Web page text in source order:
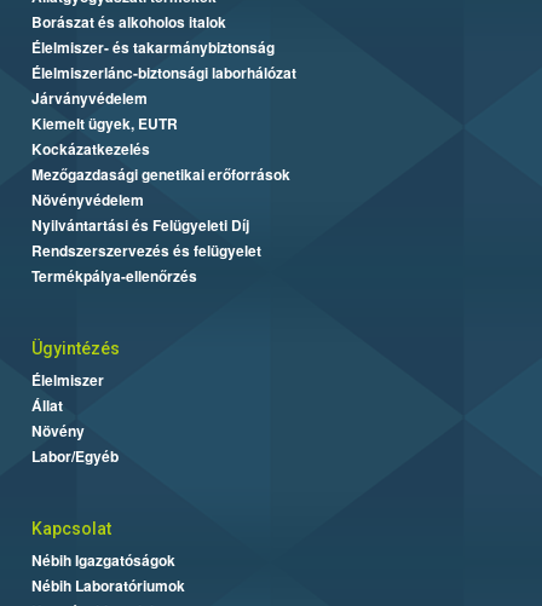
Borászat és alkoholos italok
Élelmiszer- és takarmánybiztonság
Élelmiszerlánc-biztonsági laborhálózat
Járványvédelem
Kiemelt ügyek, EUTR
Kockázatkezelés
Mezőgazdasági genetikai erőforrások
Növényvédelem
Nyilvántartási és Felügyeleti Díj
Rendszerszervezés és felügyelet
Termékpálya-ellenőrzés
Ügyintézés
Élelmiszer
Állat
Növény
Labor/Egyéb
Kapcsolat
Nébih Igazgatóságok
Nébih Laboratóriumok